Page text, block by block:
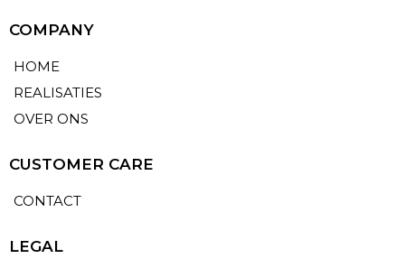
COMPANY
HOME
REALISATIES
OVER ONS
CUSTOMER CARE
CONTACT
LEGAL